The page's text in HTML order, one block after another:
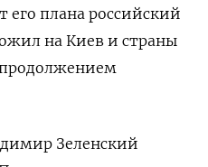
его плана российский
на Киев и страны
Зеленский